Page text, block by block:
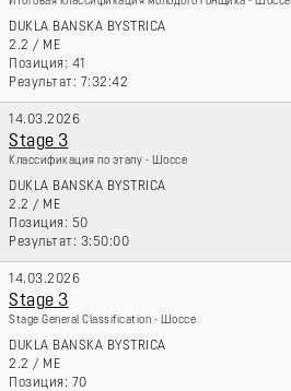
DUKLA BANSKA BYSTRICA
2.2 / ME
41
7:32:42
14.03.2026
Stage 3
Классификация по этапу - Шоссе
DUKLA BANSKA BYSTRICA
2.2 / ME
50
3:50:00
14.03.2026
Stage 3
Stage General Classification - Шоссе
DUKLA BANSKA BYSTRICA
2.2 / ME
70